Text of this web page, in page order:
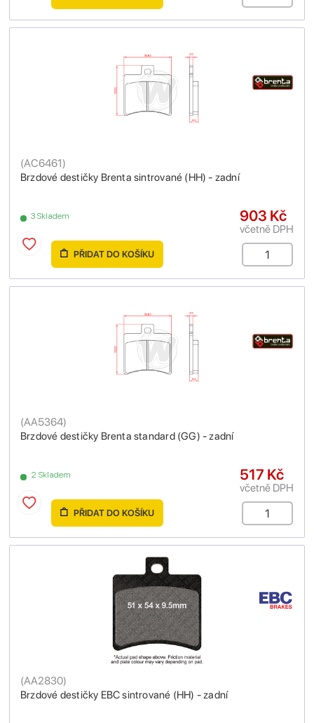
Brzdové destičky Brenta sintrované (HH) - zadní
(AC6461)
3 Skladem 903 Kč
včetně DPH
PŘIDAT DO KOŠÍKU
Brzdové destičky Brenta standard (GG) - zadní
(AA5364)
2 Skladem 517 Kč
včetně DPH
PŘIDAT DO KOŠÍKU
Brzdové destičky EBC sintrované (HH) - zadní
(AA2830)